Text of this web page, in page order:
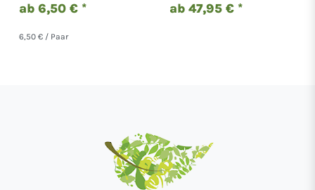
ab 6,50 € *
6,50 € / Paar
ab 47,95 € *